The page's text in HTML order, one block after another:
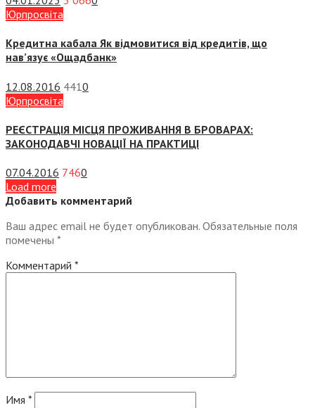
Юрпросвіта
Кредитна кабала Як відмовитися від кредитів, що
нав’язує «Ощадбанк»
12.08.2016 4410
Юрпросвіта
РЕЄСТРАЦІЯ МІСЦЯ ПРОЖИВАННЯ В БРОВАРАХ:
ЗАКОНОДАВЧІ НОВАЦІЇ НА ПРАКТИЦІ
07.04.2016 7460
Load more
Добавить комментарий
Ваш адрес email не будет опубликован. Обязательные поля
помечены *
Комментарий *
Имя *